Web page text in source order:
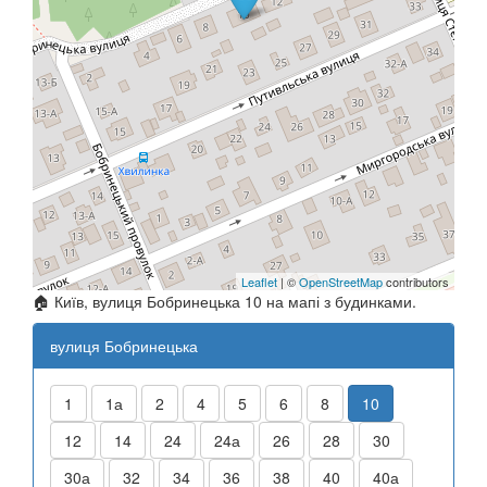
Leaflet | ©OpenStreetMapcontributors
🏠 Київ, вулиця Бобринецька 10 на мапі з будинками.
вулиця Бобринецька
1 1а 2 4 5 6 8
10
12
14 24 24а 26 28
30
30а
32 34 36 38 40 40а